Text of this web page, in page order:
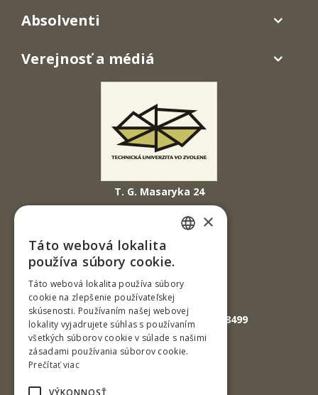
T. G. Masaryka 24
960 01 Zvolen
Slovenská republika
Tel.: +421-45-520 61 11
Fax: +421-45-533 00 27
E-mail: info@tuzvo.sk
GPS súradnice: 48.572024,19.118499
Absolventi
Verejnosť a médiá
×
Táto webová lokalita
používa súbory cookie.
Táto webová lokalita používa súbory
cookie na zlepšenie používateľskej
skúsenosti. Používaním našej webovej
lokality vyjadrujete súhlas s používaním
všetkých súborov cookie v súlade s našimi
zásadami používania súborov cookie.
Prečítať viac
VÝKONNOSŤ